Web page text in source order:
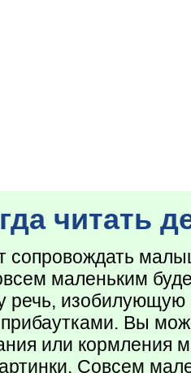
читать
сопровождать
маленьким
речь,
Вы
или кормления
Совсем